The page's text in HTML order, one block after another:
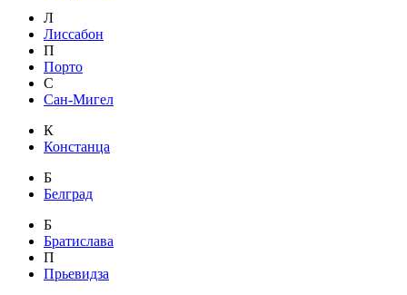
Л
Лиссабон
П
Порто
С
Сан-Мигел
К
Констанца
Б
Белград
Б
Братислава
П
Прьевидза